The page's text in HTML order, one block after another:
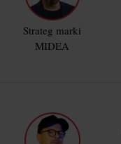
Strateg marki
MIDEA